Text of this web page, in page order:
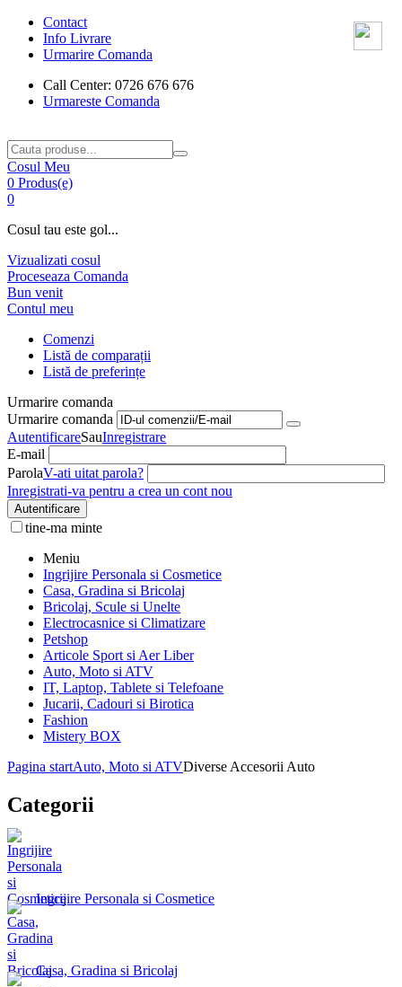
Contact
Info Livrare
Urmarire Comanda
Call Center: 0726 676 676
Urmareste Comanda
Cosul Meu
0 Produs(e)
0
Cosul tau este gol...
Vizualizati cosul
Proceseaza Comanda
Bun venit
Contul meu
Comenzi
Listă de comparații
Listă de preferințe
Urmarire comanda
Urmarire comanda
AutentificareSauInregistrare
E-mail
ParolaV-ati uitat parola?
Inregistrati-va pentru a crea un cont nou
Autentificare
tine-ma minte
Meniu
Ingrijire Personala si Cosmetice
Casa, Gradina si Bricolaj
Bricolaj, Scule si Unelte
Electrocasnice si Climatizare
Petshop
Articole Sport si Aer Liber
Auto, Moto si ATV
IT, Laptop, Tablete si Telefoane
Jucarii, Cadouri si Birotica
Fashion
Mistery BOX
Pagina startAuto, Moto si ATVDiverse Accesorii Auto
Categorii
Ingrijire Personala si Cosmetice
Casa, Gradina si Bricolaj